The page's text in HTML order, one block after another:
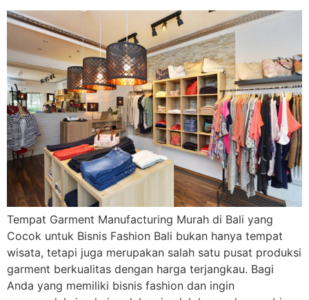
Tempat Garment Manufacturing Murah di Bali yang
Cocok untuk Bisnis Fashion Bali bukan hanya tempat
wisata, tetapi juga merupakan salah satu pusat produksi
garment berkualitas dengan harga terjangkau. Bagi
Anda yang memiliki bisnis fashion dan ingin